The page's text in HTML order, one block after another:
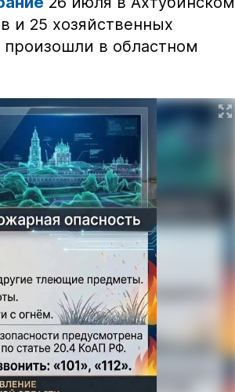
и 25 хозяйственных
произошли в областном